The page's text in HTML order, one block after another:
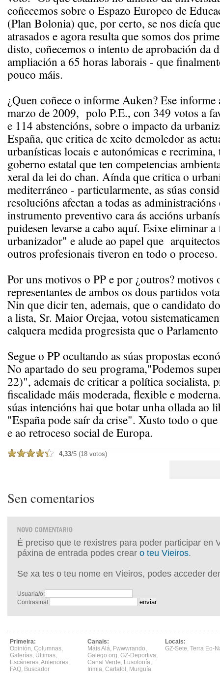
coñecemos sobre o Espazo Europeo de
(Plan Bolonia) que, por certo, se nos dicía
atrasados e agora resulta que somos dos
disto, coñecemos o intento de aprobación da
ampliación a 65 horas laborais - que
pouco máis.
¿Quen coñece o informe Auken? Ese
marzo de 2009, polo P.E., con 349 votos a
e 114 abstencións, sobre o impacto da
España, que critica de xeito demoledor as
urbanísticas locais e autonómicas e recrimina,
goberno estatal que ten competencias
xeral da lei do chan. Aínda que critica o
mediterráneo - particularmente, as súas
resolucións afectan a todas as administracións
instrumento preventivo cara ás accións
puidesen levarse a cabo aquí. Esixe eliminar
urbanizador" e alude ao papel que
outros profesionais tiveron en todo o proceso.
Por uns motivos o PP e por ¿outros? motivos
representantes de ambos os dous partidos
Nin que dicir ten, ademais, que o candidato
a lista, Sr. Maior Orejaa, votou
calquera medida progresista que o
Segue o PP ocultando as súas propostas
No apartado do seu programa,"Podemos
22)", ademais de criticar a política socialista,
fiscalidade máis moderada, flexible e
súas intencións hai que botar unha ollada ao
"España pode saír da crise". Xusto todo o
e ao retroceso social de Europa.
4,33/5 (18 votos)
Sen comentarios
É preciso que te rexistres para poder participar en
páxina de entrada podes crear o teu Vieiros.
Se xa tes o teu nome en Vieiros, podes acceder
Usuaria/o:
Contrasinal:
Primeira:
Opinión, Columnas,
Galerías, Últimas,
Escáneres,Anteriores,
FAQ, Buscador
Canais:
Máis Alá, Fwwwrando,
Galego.org, GZ-Deportiva,
Canal Verde, Lusofonía,
Irimia, Cartafol , Murguía
Locais:
GZ-Sete, Terra Eo-